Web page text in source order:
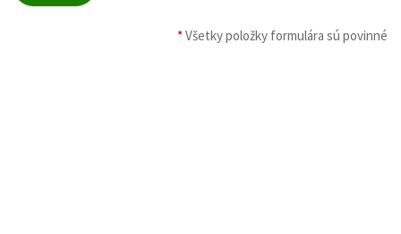
*Všetky položky formulára sú povinné